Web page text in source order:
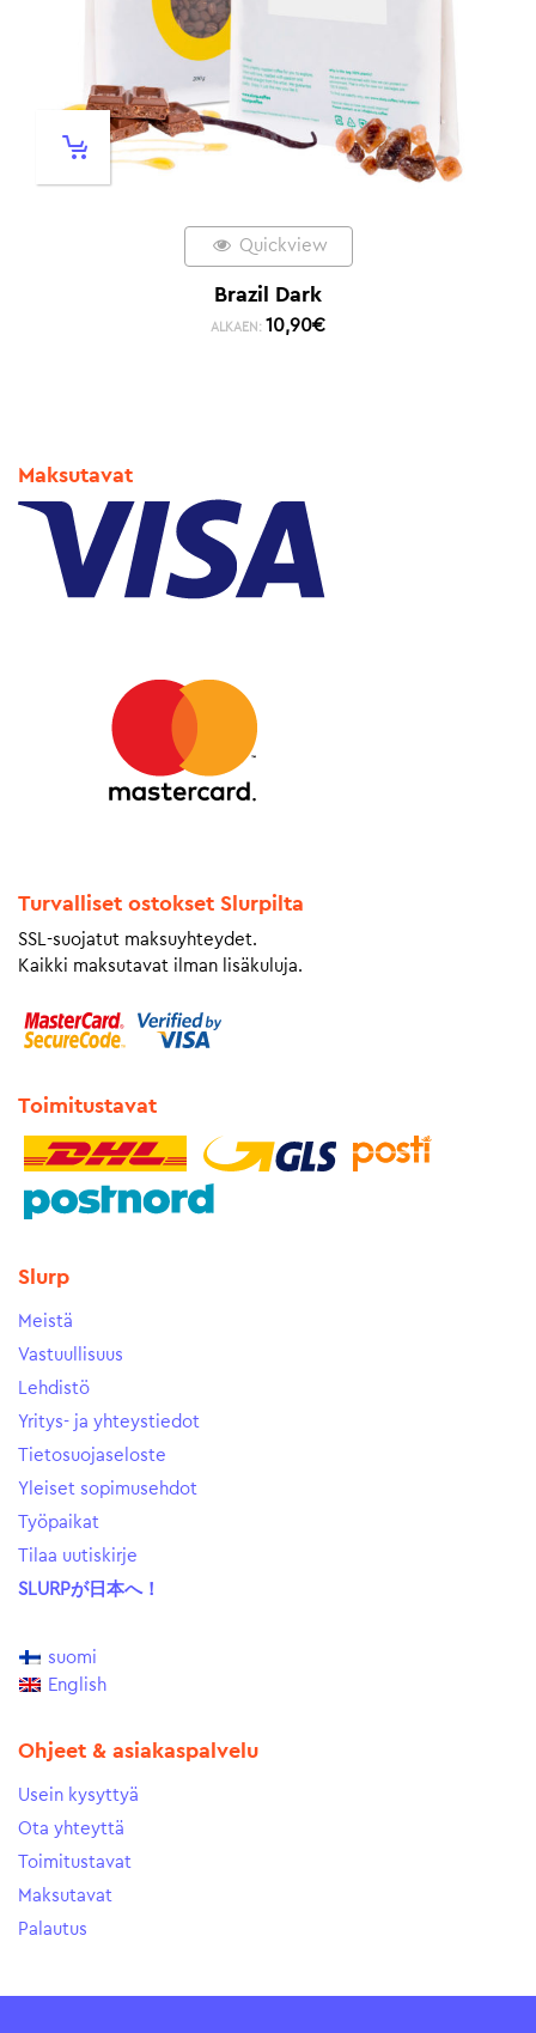
Quickview
Brazil Dark
ALKAEN: 10,90€
Maksutavat
Turvalliset ostokset Slurpilta
SSL-suojatut maksuyhteydet.
Kaikki maksutavat ilman lisäkuluja.
Toimitustavat
Slurp
Meistä
Vastuullisuus
Lehdistö
Yritys- ja yhteystiedot
Tietosuojaseloste
Yleiset sopimusehdot
Työpaikat
Tilaa uutiskirje
SLURPが日本へ！
suomi
English
Ohjeet & asiakaspalvelu
Usein kysyttyä
Ota yhteyttä
Toimitustavat
Maksutavat
Palautus